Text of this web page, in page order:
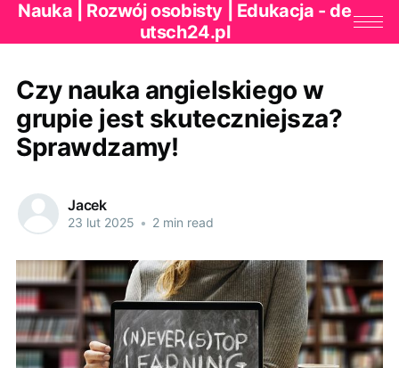
Nauka | Rozwój osobisty | Edukacja - de
utsch24.pl
Czy nauka angielskiego w
grupie jest skuteczniejsza?
Sprawdzamy!
Jacek
23 lut 2025 • 2 min read